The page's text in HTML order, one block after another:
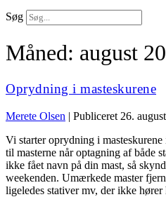
Søg
Måned: august
Oprydning i masteskurene
Merete Olsen | Publiceret 26.
Vi starter oprydning i
til masterne når optagning af både
ikke fået navn på din mast, så
weekenden. Umærkede master
ligeledes stativer mv, der ikke